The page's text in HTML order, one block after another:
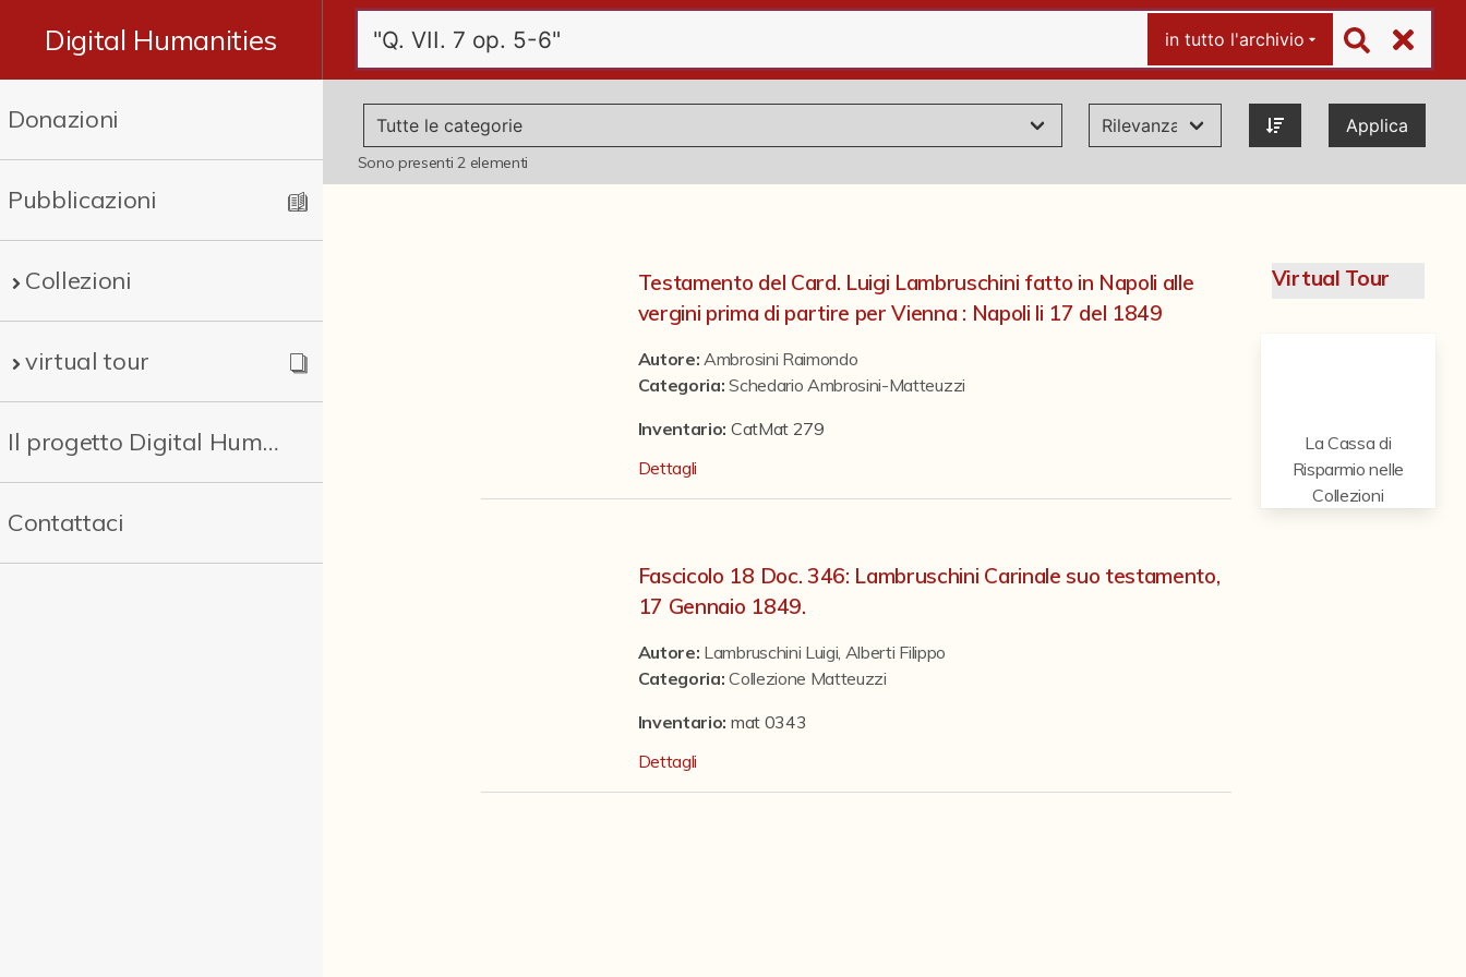
Digital Humanities
Donazioni
Pubblicazioni
Collezioni
virtual tour
Il progetto Digital Humanities
Contattaci
in tutto l'archivio
Applica
Sono presenti2elementi
Testamento del Card. Luigi Lambruschini fatto in Napoli alle
vergini prima di partire per Vienna : Napoli li 17 del 1849
Autore:Ambrosini Raimondo
Categoria:Schedario Ambrosini-Matteuzzi
Inventario: CatMat 279
Dettagli
Fascicolo 18 Doc. 346: Lambruschini Carinale suo testamento,
17 Gennaio 1849.
Autore: Lambruschini Luigi, Alberti Filippo
Categoria:Collezione Matteuzzi
Inventario: mat 0343
Dettagli
Virtual Tour
La Cassa di
Risparmio nelle
Collezioni